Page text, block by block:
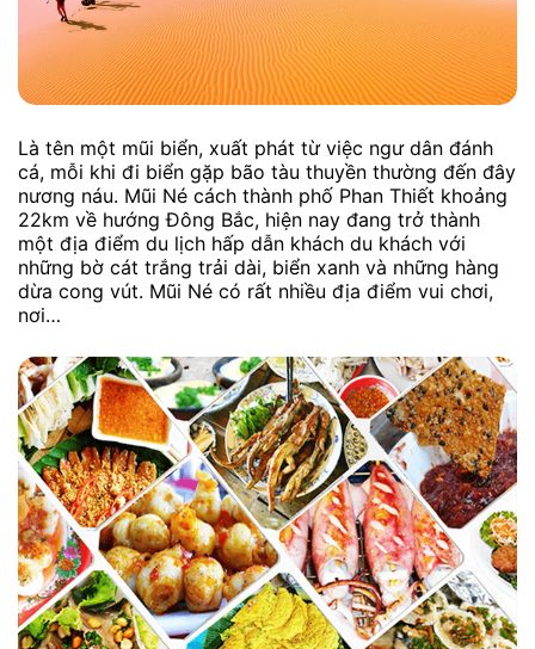
Là tên một mũi biển, xuất phát từ việc ngư dân đánh
cá, mỗi khi đi biển gặp bão tàu thuyền thường đến đây
nương náu. Mũi Né cách thành phố Phan Thiết khoảng
22km về hướng Đông Bắc, hiện nay đang trở thành
một địa điểm du lịch hấp dẫn khách du khách với
những bờ cát trắng trải dài, biển xanh và những hàng
dừa cong vút. Mũi Né có rất nhiều địa điểm vui chơi,
nơi…